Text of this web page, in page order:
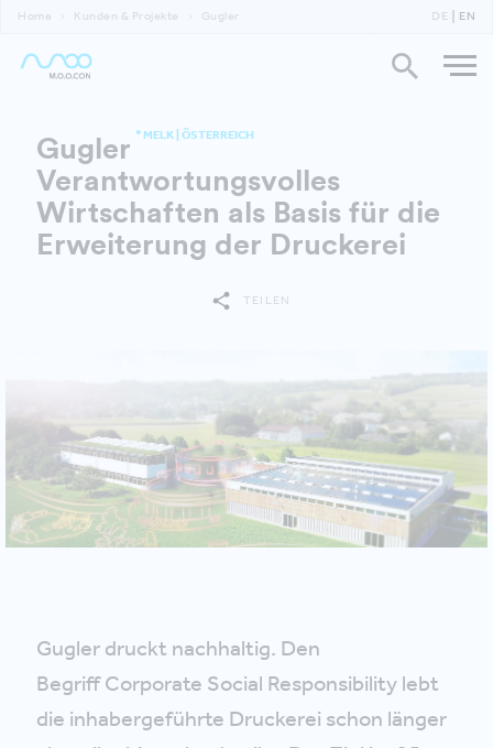
Home Kunden & Projekte Gugler DE EN
Gugler * MELK | ÖSTERREICH
Verantwortungsvolles
Wirtschaften als Basis für die
Erweiterung der Druckerei
TEILEN
Gugler druckt nachhaltig. Den
Begriff Corporate Social Responsibility lebt
die inhabergeführte Druckerei schon länger